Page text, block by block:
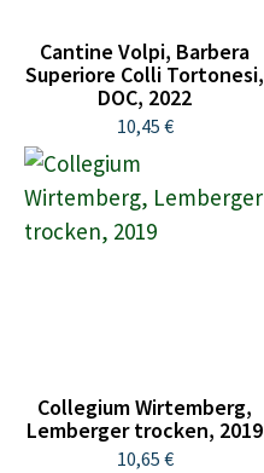
Cantine Volpi, Barbera
Superiore Colli Tortonesi,
DOC, 2022
10,45 €
Collegium Wirtemberg,
Lemberger trocken, 2019
10,65 €